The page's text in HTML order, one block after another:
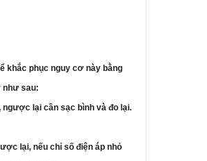
khắc phục nguy cơ này bằng
như sau:
ngược lại cần sạc bình và đo lại.
lại, nếu chỉ số điện áp nhỏ